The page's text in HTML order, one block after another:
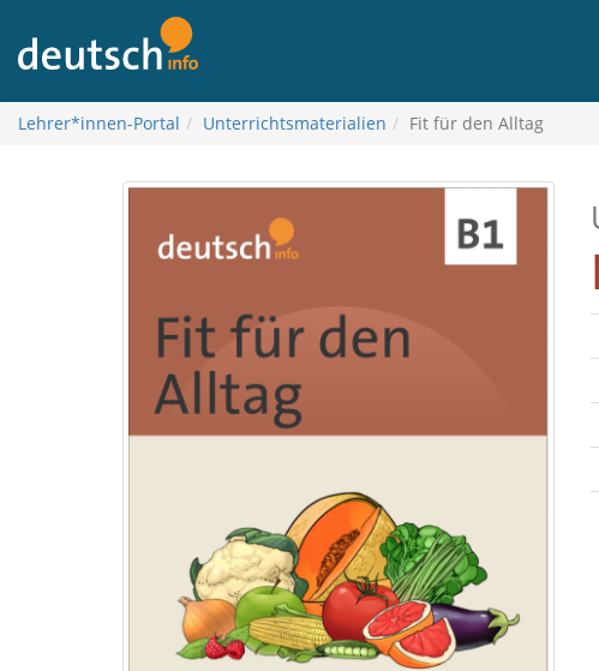
contents
Lehrer*innen-Portal Unterrichtsmaterialien Fit für den Alltag